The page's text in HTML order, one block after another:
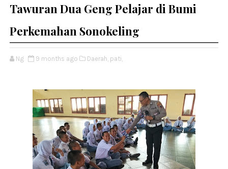
Tawuran Dua Geng Pelajar di Bumi
Perkemahan Sonokeling
Ng 9 months ago Daerah, pati,